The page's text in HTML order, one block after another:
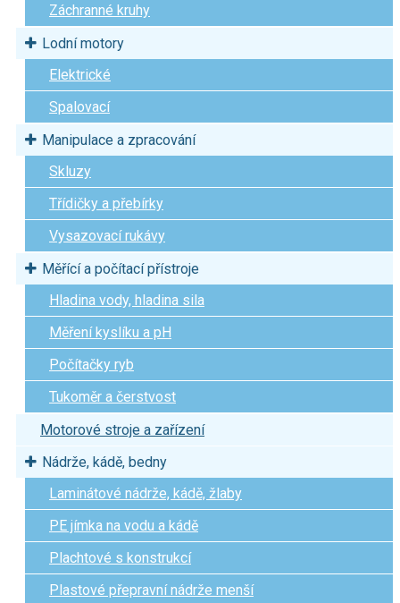
Záchranné kruhy
Lodní motory
Elektrické
Spalovací
Manipulace a zpracování
Skluzy
Třídičky a přebírky
Vysazovací rukávy
Měřící a počítací přístroje
Hladina vody, hladina sila
Měření kyslíku a pH
Počítačky ryb
Tukoměr a čerstvost
Motorové stroje a zařízení
Nádrže, kádě, bedny
Laminátové nádrže, kádě, žlaby
PE jímka na vodu a kádě
Plachtové s konstrukcí
Plastové přepravní nádrže menší